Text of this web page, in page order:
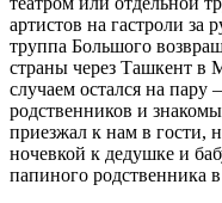
артистов на гастроли за
труппа Большого
страны через Ташкент в
случаем остался на
родственников и
приезжал к нам в гости,
ночевкой к дедушке и
папиного родственника